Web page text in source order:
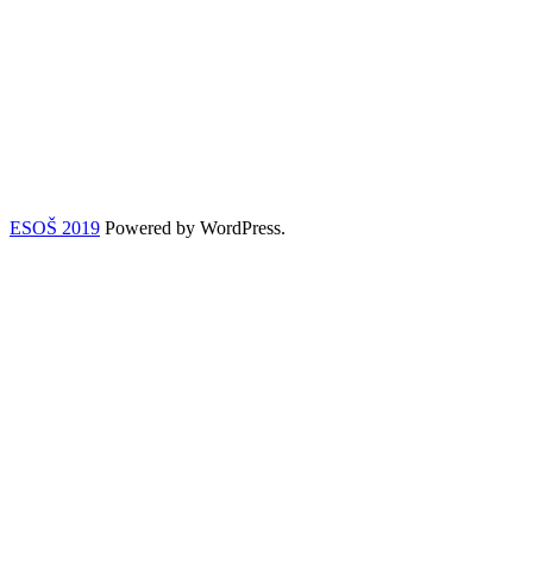
ESOŠ 2019 Powered by WordPress.